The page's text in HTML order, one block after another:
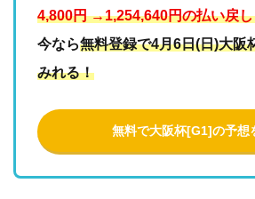
4,800円 →1,254,640円の払い戻
今なら無料登録で4月6日(日)大阪
みれる！
無料で大阪杯[G1]の予想